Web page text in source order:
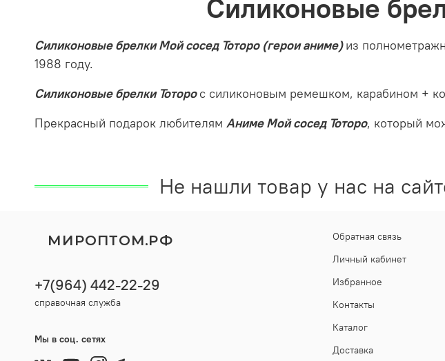
Силиконовые
Силиконовые брелки Мой сосед Тоторо (герои аниме)из
1988 году.
Силиконовые брелки Тоторос силиконовым ремешком, карабином +
Прекрасный подарок любителям Аниме Мой сосед Тоторо, который
Не нашли товар у нас на
Обратная связь
Личный кабинет
Избранное
Контакты
Каталог
Доставка
МИРОПТОМ.РФ
+7(964) 442-22-29
справочная служба
Мы в соц. сетях